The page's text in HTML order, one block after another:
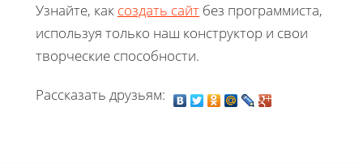
Узнайте, как создать сайт без программиста,
используя только наш конструктор и свои
творческие способности.
Рассказать друзьям: